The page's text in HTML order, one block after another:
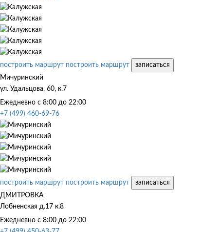
построить маршрут построить маршрут
записаться
Мичуринский
ул. Удальцова, 60, к.7
Ежедневно с 8:00 до 22:00
+7 (499) 460-69-76
построить маршрут построить маршрут
записаться
ДМИТРОВКА
Лобненская д.17 к.8
Ежедневно с 8:00 до 22:00